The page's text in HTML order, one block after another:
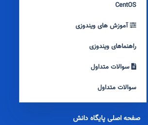
CentOS
آموزش های ویندوزی
راهنماهای ویندوزی
سوالات متداول
سوالات متداول
صفحه اصلی پایگاه دانش